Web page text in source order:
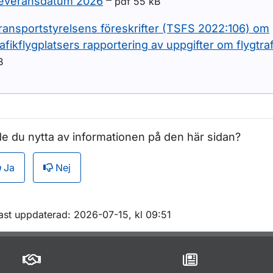
föreskrifter (TSFS 2022:106) om
rapportering av uppgifter om
du nytta av informationen på den här sidan?
Ja Nej
sidan
uppdaterad: 2026-07-15, kl 09:51